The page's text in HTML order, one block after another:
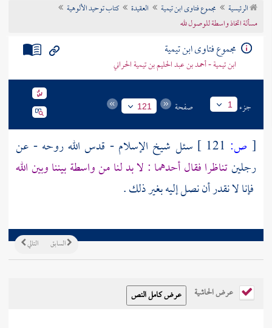
تراجم الأعلام
الرئيسية مجموع فتاوى ابن تيمية العقيدة
كتاب توحيد الألوهية
مسألة اتخاذ واسطة للوصول لله
مجموع فتاوى ابن تيمية
ابن تيمية - أحمد بن عبد الحليم بن تيمية الحراني
جزء 1 صفحة 121
[ ص:
سئل شيخ الإسلام - قدس الله روحه - عن
رجلينتناظرا فقال أحدهما : لا بد لنا من واسطة بيننا وبين الله
فإنا لا نقدر أن نصل إليه بغير ذلك .
التالي السابق
عرض الحاشية